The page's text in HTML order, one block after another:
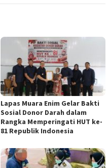
Lapas Muara Enim Gelar Bakti
Sosial Donor Darah dalam
Rangka Memperingati HUT ke-
81 Republik Indonesia